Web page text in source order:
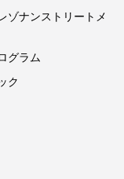
ゾナンストリートメ
グラム
ク